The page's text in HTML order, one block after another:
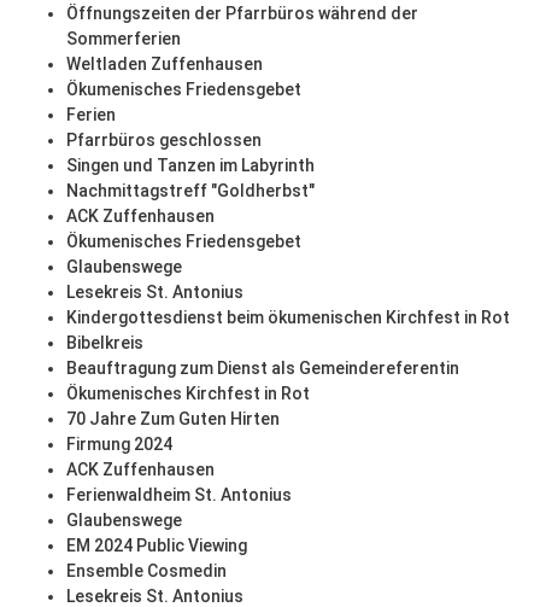
Öffnungszeiten der Pfarrbüros während der
Sommerferien
Weltladen Zuffenhausen
Ökumenisches Friedensgebet
Ferien
Pfarrbüros geschlossen
Singen und Tanzen im Labyrinth
Nachmittagstreff "Goldherbst"
ACK Zuffenhausen
Ökumenisches Friedensgebet
Glaubenswege
Lesekreis St. Antonius
Kindergottesdienst beim ökumenischen Kirchfest in Rot
Bibelkreis
Beauftragung zum Dienst als Gemeindereferentin
Ökumenisches Kirchfest in Rot
70 Jahre Zum Guten Hirten
Firmung 2024
ACK Zuffenhausen
Ferienwaldheim St. Antonius
Glaubenswege
EM 2024 Public Viewing
Ensemble Cosmedin
Lesekreis St. Antonius